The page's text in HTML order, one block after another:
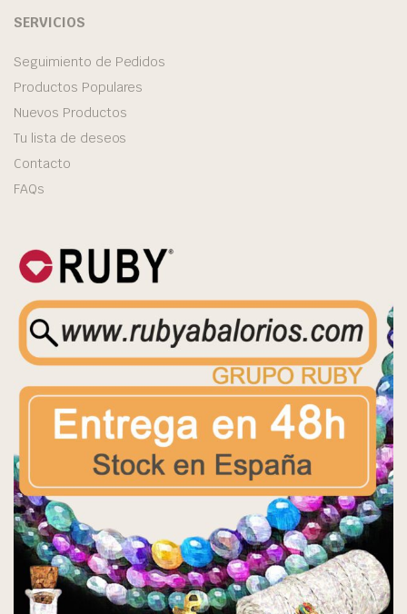
SERVICIOS
Seguimiento de Pedidos
Productos Populares
Nuevos Productos
Tu lista de deseos
Contacto
FAQs